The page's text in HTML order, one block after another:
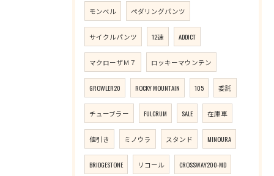
モンベル ペダリングパンツ
サイクルパンツ 12速 ADDICT
マクローザＭ７ ロッキーマウンテン
GROWLER20 ROCKY MOUNTAIN 105 委託
チューブラー FULCRUM SALE 在庫車
値引き ミノウラ スタンド MINOURA
BRIDGESTONE リコール CROSSWAY200-MD